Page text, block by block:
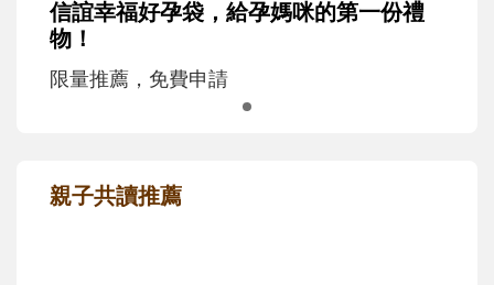
信誼幸福好孕袋，給孕媽咪的第一份禮
物！
限量推薦，免費申請
親子共讀推薦